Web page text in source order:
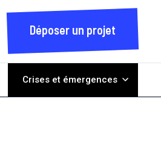
Déposer un projet
Crises et émergences